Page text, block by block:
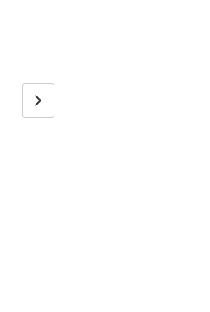
バイオチューブ搭載サラサクリ